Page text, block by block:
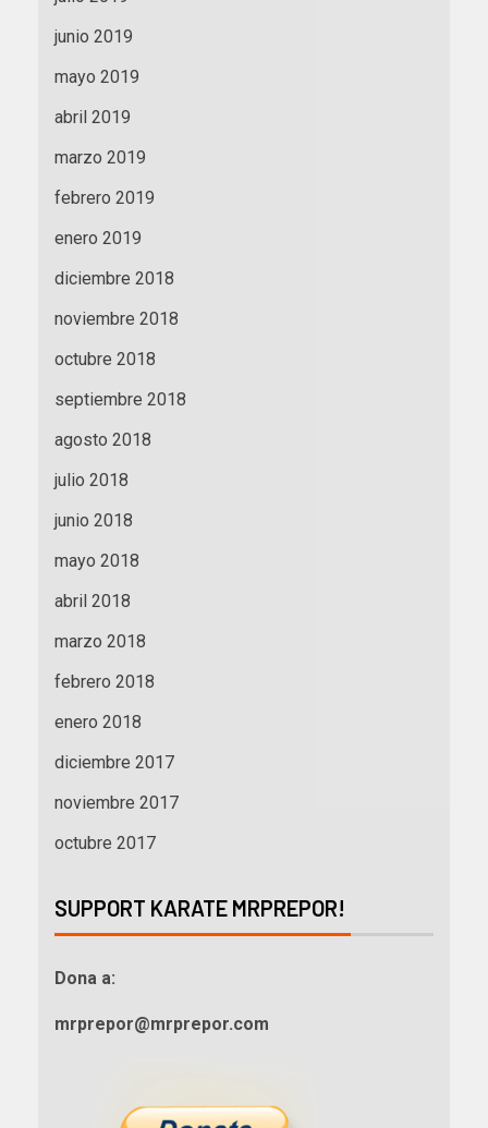
junio 2019
mayo 2019
abril 2019
marzo 2019
febrero 2019
enero 2019
diciembre 2018
noviembre 2018
octubre 2018
septiembre 2018
agosto 2018
julio 2018
junio 2018
mayo 2018
abril 2018
marzo 2018
febrero 2018
enero 2018
diciembre 2017
noviembre 2017
octubre 2017
SUPPORT KARATE MRPREPOR!
Dona a:
mrprepor@mrprepor.com